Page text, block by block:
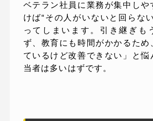
ベテラン社員に業務が集中しや
けば“その人がいないと回らな
ってしまいます。引き継ぎも
ず、教育にも時間がかかるため
ているけど改善できない」と悩
当者は多いはずです。